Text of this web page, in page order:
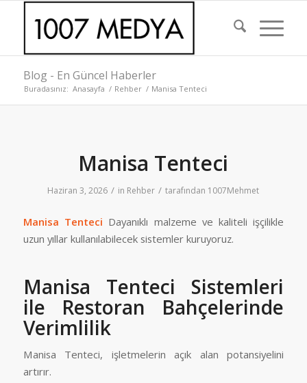
Blog - En Güncel Haberler
Buradasınız: Anasayfa / Rehber / Manisa Tenteci
Manisa Tenteci
Haziran 3, 2026 / in Rehber / tarafından 1007Mehmet
Manisa Tenteci Dayanıklı malzeme ve kaliteli işçilikle
uzun yıllar kullanılabilecek sistemler kuruyoruz.
Manisa Tenteci Sistemleri
ile Restoran Bahçelerinde
Verimlilik
Manisa Tenteci, işletmelerin açık alan potansiyelini
artırır.